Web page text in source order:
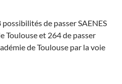
de passer SAENES
Toulouse et 264 de passer
de Toulouse par la voie